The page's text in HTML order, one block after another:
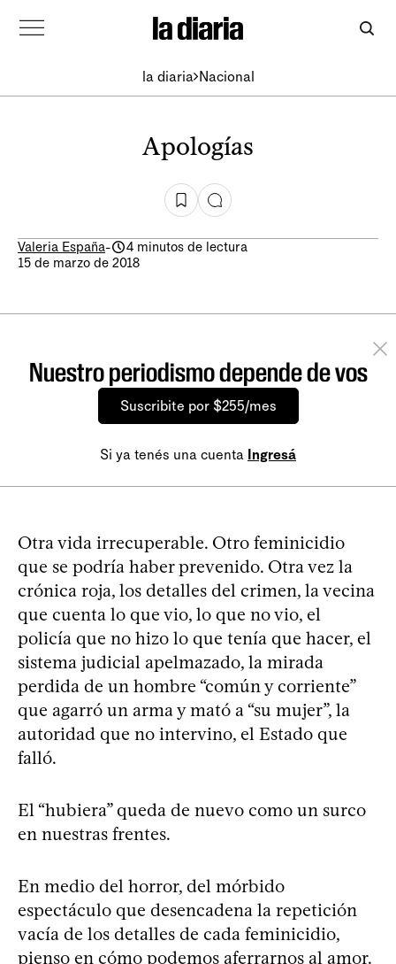
la diaria Nacional
Apologías
Valeria España-
4 minutos de lectura
15 de marzo de 2018
Nuestro periodismo depende de vos
Suscribite por $255/mes
Si ya tenés una cuenta Ingresá
Otra vida irrecuperable. Otro feminicidio
que se podría haber prevenido. Otra vez la
crónica roja, los detalles del crimen, la vecina
que cuenta lo que vio, lo que no vio, el
policía que no hizo lo que tenía que hacer, el
sistema judicial apelmazado, la mirada
perdida de un hombre “común y corriente”
que agarró un arma y mató a “su mujer”, la
autoridad que no intervino, el Estado que
falló.
El “hubiera” queda de nuevo como un surco
en nuestras frentes.
En medio del horror, del mórbido
espectáculo que desencadena la repetición
vacía de los detalles de cada feminicidio,
pienso en cómo podemos aferrarnos al amor.